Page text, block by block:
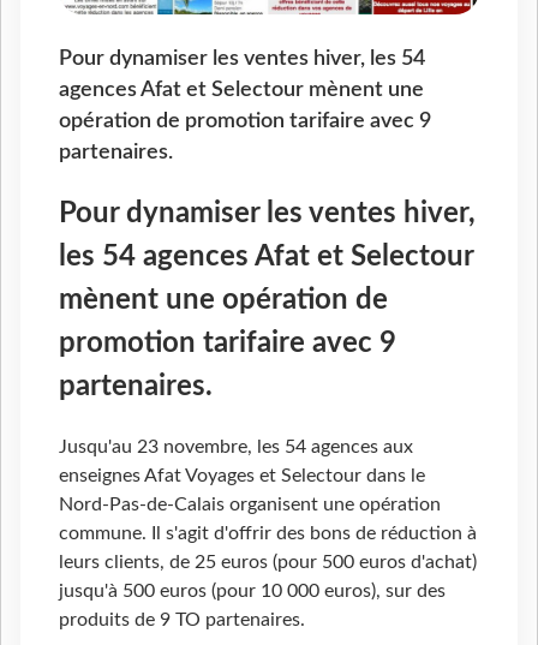
Pour dynamiser les ventes hiver, les 54
agences Afat et Selectour mènent une
opération de promotion tarifaire avec 9
partenaires.
Pour dynamiser les ventes hiver,
les 54 agences Afat et Selectour
mènent une opération de
promotion tarifaire avec 9
partenaires.
Jusqu'au 23 novembre, les 54 agences aux
enseignes Afat Voyages et Selectour dans le
Nord-Pas-de-Calais organisent une opération
commune. Il s'agit d'offrir des bons de réduction à
leurs clients, de 25 euros (pour 500 euros d'achat)
jusqu'à 500 euros (pour 10 000 euros), sur des
produits de 9 TO partenaires.